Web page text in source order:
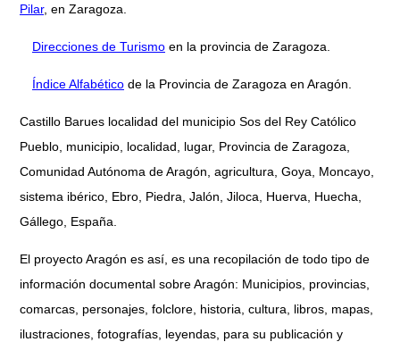
Pilar, en Zaragoza.
Direcciones de Turismo en la provincia de Zaragoza.
Índice Alfabético de la Provincia de Zaragoza en Aragón.
Castillo Barues localidad del municipio Sos del Rey Católico
Pueblo, municipio, localidad, lugar, Provincia de Zaragoza,
Comunidad Autónoma de Aragón, agricultura, Goya, Moncayo,
sistema ibérico, Ebro, Piedra, Jalón, Jiloca, Huerva, Huecha,
Gállego, España.
El proyecto Aragón es así, es una recopilación de todo tipo de
información documental sobre Aragón: Municipios, provincias,
comarcas, personajes, folclore, historia, cultura, libros, mapas,
ilustraciones, fotografías, leyendas, para su publicación y